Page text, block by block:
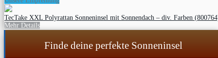
TecTake XXL Polyrattan Sonneninsel mit Sonnendach – div. Farben
Mehr Details
Finde deine perfekte Sonneninsel